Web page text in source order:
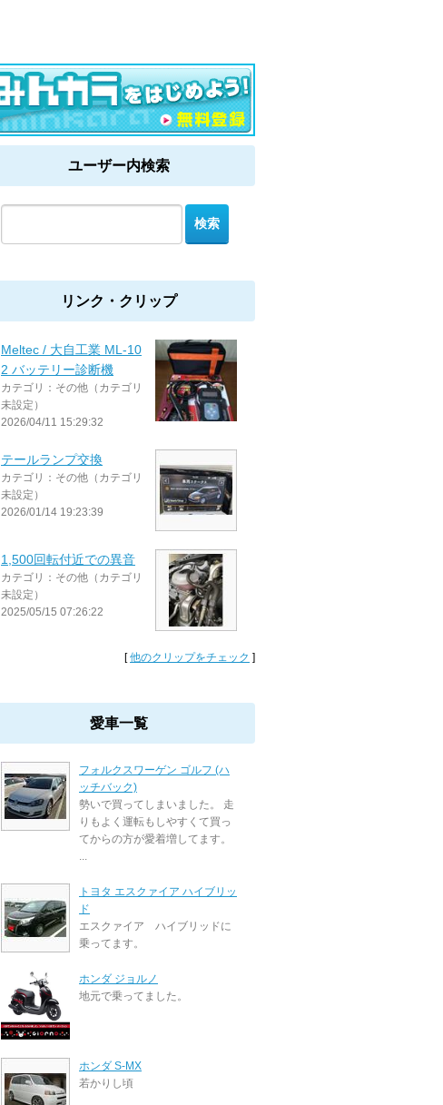
ユーザー内検索
リンク・クリップ
Meltec / 大自工業 ML-10
2 バッテリー診断機
カテゴリ：その他（カテゴリ
未設定）
2026/04/11 15:29:32
テールランプ交換
カテゴリ：その他（カテゴリ
未設定）
2026/01/14 19:23:39
1,500回転付近での異音
カテゴリ：その他（カテゴリ
未設定）
2025/05/15 07:26:22
[他のクリップをチェック ]
愛車一覧
フォルクスワーゲン ゴルフ (ハ
ッチバック)
勢いで買ってしまいました。 走
りもよく運転もしやすくて買っ
てからの方が愛着増してます。
...
トヨタ エスクァイア ハイブリッ
ド
エスクァイア ハイブリッドに
乗ってます。
ホンダ ジョルノ
地元で乗ってました。
ホンダ S-MX
若かりし頃